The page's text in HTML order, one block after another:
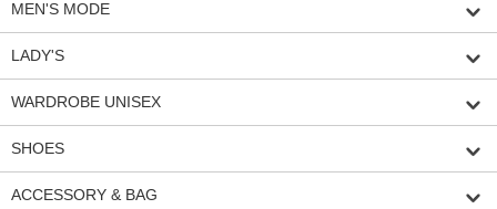
MEN'S MODE
LADY'S
WARDROBE UNISEX
SHOES
ACCESSORY & BAG